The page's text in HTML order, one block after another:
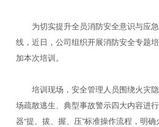
为切实提升全员消防安全意识与应
线，近日，公司组织开展消防安全专题
加本次培训。
培训现场，安全管理人员围绕火灾
场疏散逃生、典型事故警示四大内容进
器“提、拔、握、压”标准操作流程，明